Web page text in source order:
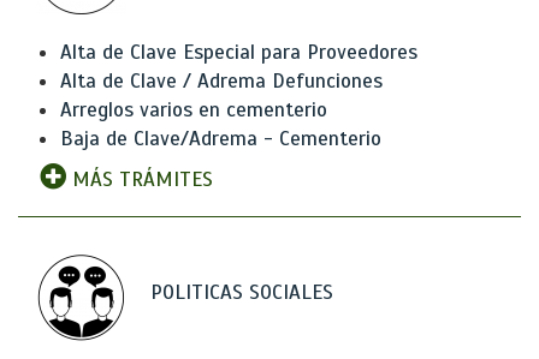
Alta de Clave Especial para Proveedores
Alta de Clave / Adrema Defunciones
Arreglos varios en cementerio
Baja de Clave/Adrema - Cementerio
MÁS TRÁMITES
POLITICAS SOCIALES